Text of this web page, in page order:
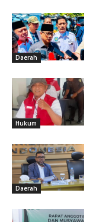
Daerah
Hukum
Daerah